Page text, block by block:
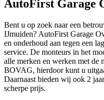
AutoFirst Garage
Bent u op zoek naar een
IJmuiden? AutoFirst Garage
en onderhoud aan tegen een
service. De monteurs in het
alle merken en werken met de
BOVAG, hierdoor kunt u
Daarnaast bieden wij ook 2
scherpe prijs.